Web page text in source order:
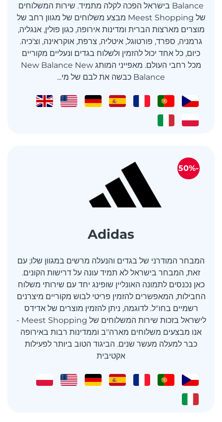
Balance בישראל הפכה לקלה מתמיד. שירות המשלוחים
של Meest Shopping מבצע משלוחים של מגוון רחב של
מוצרים מארצות הברית ומדינות אירופה, כגון פולין, אנגליה,
גרמניה, ספרד, פורטוגל, איטליה, צרפת, אוקראינה, וצ'כיה.
כיום, כל אחד יכול להזמין ולשלוח בגדים ונעליים מקוריים
מכל רחבי העולם. מאפייני המותג New Balance New
Balance כבשה את לבם של מי...
Adidas
המבחר המודרני של בגדים והנעלה מרשים במגוון שלו; עם
זאת, המבחר בישראל לא תמיד עונה על דרישות הקונים.
כאן נכנסים לתמונה האונליין שופינג יחד עם שירותי משלוח
החבילות, המאפשרים להזמין פריטי לבוש מקוריים מיצרנים
רשמיים בחו"ל. לדוגמה, ניתן להזמין מוצרים של אדידס
לישראל בזכות שירות המשלוחים של Meest Shopping -
אנו מבצעים משלוחים מארה"ב וממדינות רבות באירופה
כבר למעלה מעשר שנים. הביגוד הטוב ביותר לפעילות
אקטיבית
-50%